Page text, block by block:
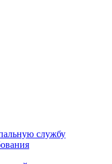
службу